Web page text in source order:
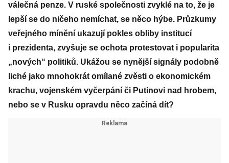
válečná penze. V ruské společnosti zvyklé na to, že je
lepší se do ničeho nemíchat, se něco hýbe. Průzkumy
veřejného mínění ukazují pokles obliby institucí
i prezidenta, zvyšuje se ochota protestovat i popularita
„nových“ politiků. Ukážou se nynější signály podobně
liché jako mnohokrát omílané zvěsti o ekonomickém
krachu, vojenském vyčerpání či Putinovi nad hrobem,
nebo se v Rusku opravdu něco začíná dít?